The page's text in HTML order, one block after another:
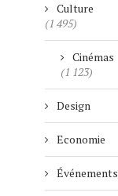
Culture
(1 495)
Cinémas
(1 123)
Design
Economie
Événements